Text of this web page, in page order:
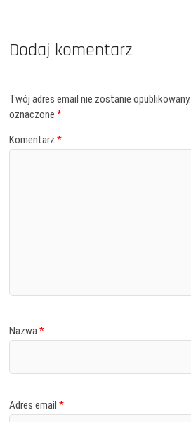
Dodaj komentarz
Twój adres email nie zostanie opublikowany.
oznaczone*
Komentarz*
Nazwa*
Adres email*